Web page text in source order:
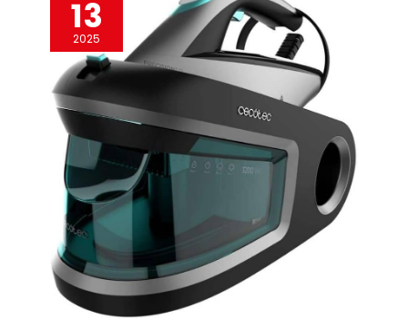
13
2025